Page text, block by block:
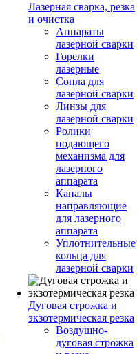
Лазерная сварка, резка
и очистка
Аппараты
лазерной сварки
Горелки
лазерные
Сопла для
лазерной сварки
Линзы для
лазерной сварки
Ролики
подающего
механизма для
лазерного
аппарата
Каналы
направляющие
для лазерного
аппарата
Уплотнительные
кольца для
лазерной сварки
Дуговая строжка и
экзотермическая резка
Воздушно-
дуговая строжка